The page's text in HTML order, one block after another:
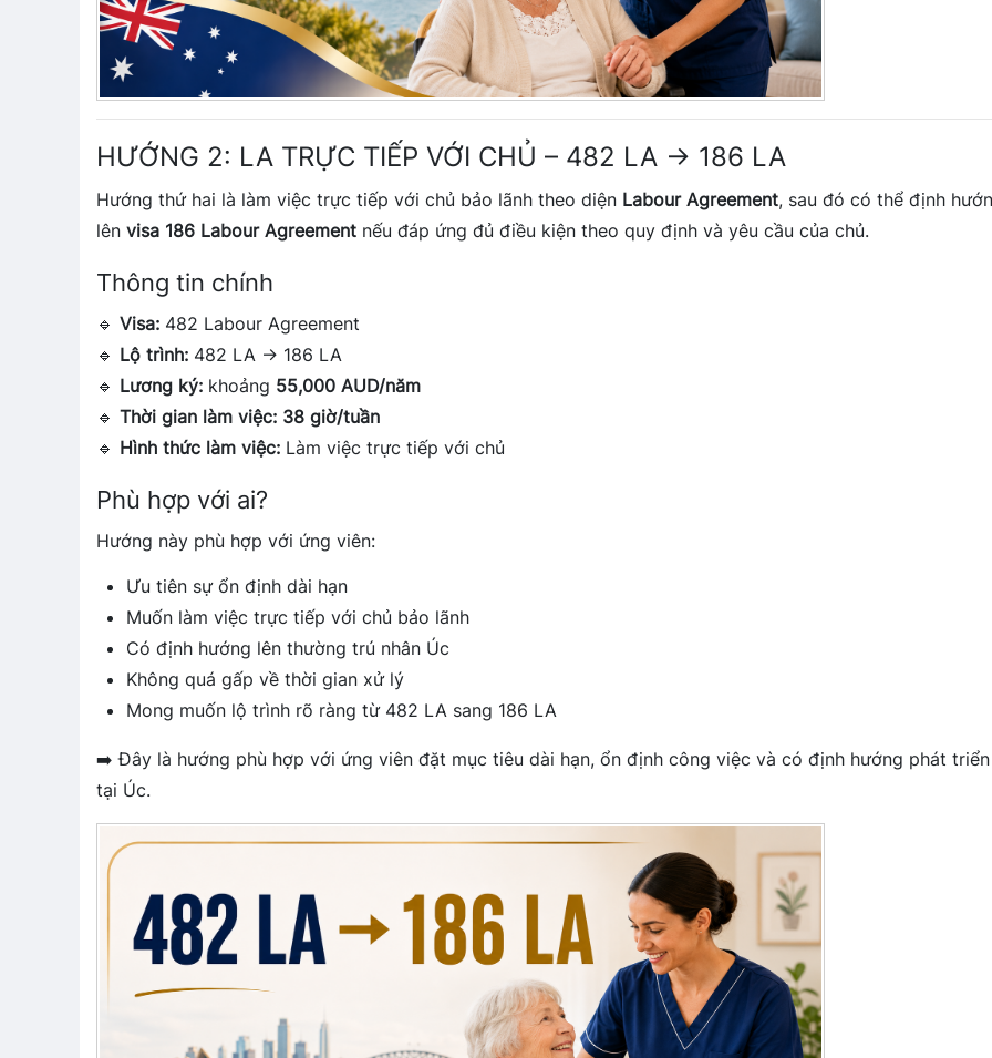
HƯỚNG 2: LA TRỰC TIẾP VỚI CHỦ – 482 LA → 186 LA
Hướng thứ hai là làm việc trực tiếp với chủ bảo lãnh theo diện Labour Agreement, sau đó có thể định
lên visa 186 Labour Agreement nếu đáp ứng đủ điều kiện theo quy định và yêu cầu của chủ.
Thông tin chính
🔹 Visa: 482 Labour Agreement
🔹 Lộ trình: 482 LA → 186 LA
🔹 Lương ký: khoảng 55,000 AUD/năm
🔹 Thời gian làm việc: 38 giờ/tuần
🔹 Hình thức làm việc: Làm việc trực tiếp với chủ
Phù hợp với ai?
Hướng này phù hợp với ứng viên:
Ưu tiên sự ổn định dài hạn
Muốn làm việc trực tiếp với chủ bảo lãnh
Có định hướng lên thường trú nhân Úc
Không quá gấp về thời gian xử lý
Mong muốn lộ trình rõ ràng từ 482 LA sang 186 LA
➡️ Đây là hướng phù hợp với ứng viên đặt mục tiêu dài hạn, ổn định công việc và có định hướng phát triển
tại Úc.